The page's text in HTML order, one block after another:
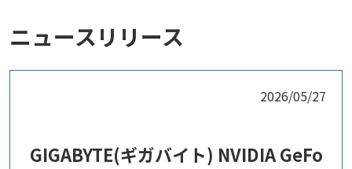
ニュースリリース
2026/05/27
GIGABYTE(ギガバイト) NVIDIA GeFo